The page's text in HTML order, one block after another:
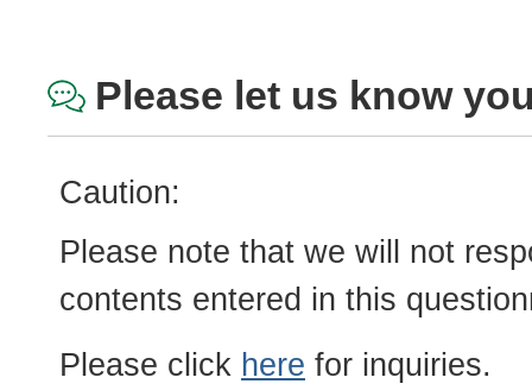
Please let us know
Caution:
Please note that we will not
contents entered in this
Please click here for inquiries.